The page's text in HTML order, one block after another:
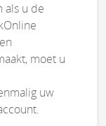
als u de
moet u
uw